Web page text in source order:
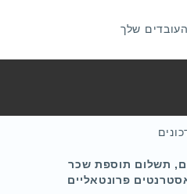
תשלום תוספת שכר
פרונטאליים